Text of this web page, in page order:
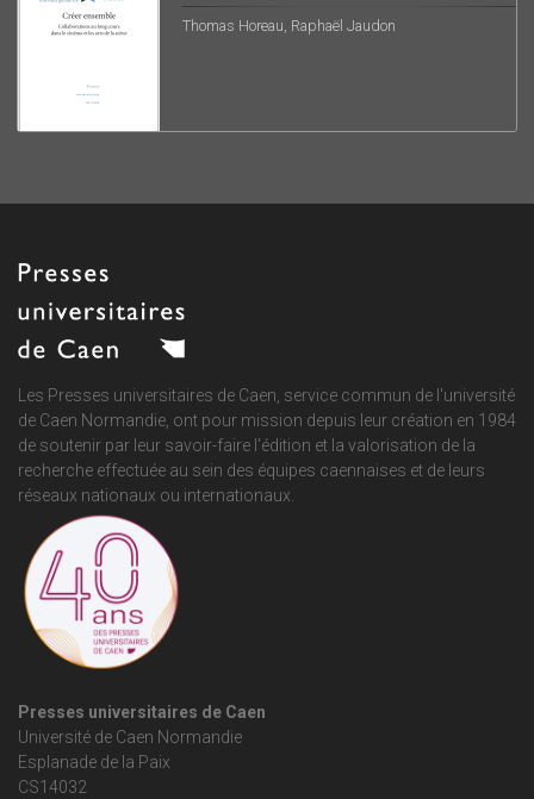
Thomas Horeau, Raphaël Jaudon
Les Presses universitaires de Caen, service commun de l'université
de Caen Normandie, ont pour mission depuis leur création en 1984
de soutenir par leur savoir-faire l'édition et la valorisation de la
recherche effectuée au sein des équipes caennaises et de leurs
réseaux nationaux ou internationaux.
Presses universitaires de Caen
Université de Caen Normandie
Esplanade de la Paix
CS14032